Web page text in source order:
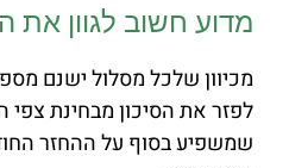
מדוע חשוב לגוון את
מכיוון שלכל מסלול ישנם
לפזר את הסיכון מבחינת צפי
שמשפיע בסוף על ההחזר